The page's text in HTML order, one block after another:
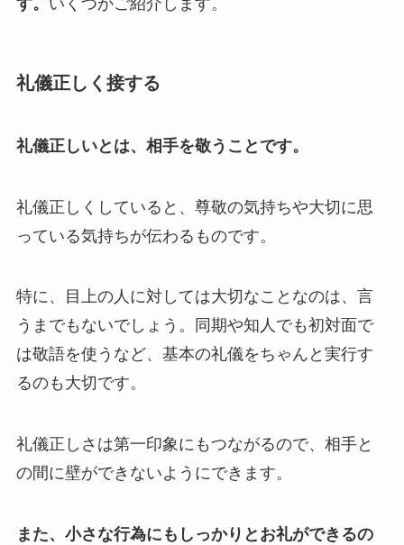
す。 いくつかご紹介します。
礼儀正しく接する
礼儀正しいとは、相手を敬うことです。
礼儀正しくしていると、尊敬の気持ちや大切に思
っている気持ちが伝わるものです。
特に、目上の人に対しては大切なことなのは、言
うまでもないでしょう。同期や知人でも初対面で
は敬語を使うなど、基本の礼儀をちゃんと実行す
るのも大切です。
礼儀正しさは第一印象にもつながるので、相手と
の間に壁ができないようにできます。
また、小さな行為にもしっかりとお礼ができるの